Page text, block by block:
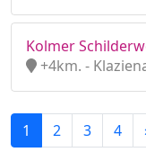
Kolmer
+4km. -
1 2 3 4